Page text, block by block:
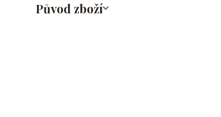
Původ zboží